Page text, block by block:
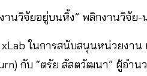
านวิจัยอยู่บนหิ้ง” พลิกงานวิจัย
ในการสนับสนุนหน่วยงาน
กับ “ตรัย สัสตวัฒนา” ผู้อำน